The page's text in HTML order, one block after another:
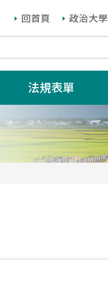
回首頁 政治大學
法規表單